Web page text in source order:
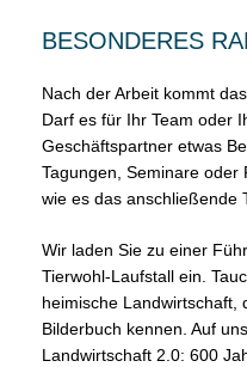
BESONDERES
Nach der Arbeit kommt
Darf es für Ihr Team oder
Geschäftspartner etwas
Tagungen, Seminare oder
wie es das anschließende
Wir laden Sie zu einer
Tierwohl-Laufstall ein.
heimische Landwirtschaft,
Bilderbuch kennen. Auf
Landwirtschaft 2.0: 600